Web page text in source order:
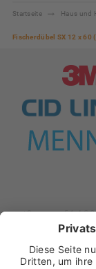
Startseite Haus und
Fischerdübel SX 12 x 60
xt:Commerce 5.1.4 ©